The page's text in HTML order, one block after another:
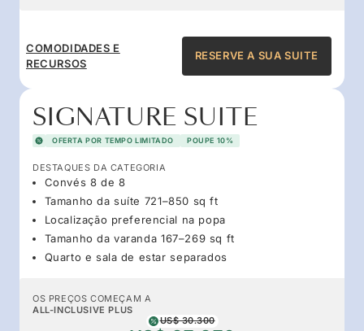
COMODIDADES E
RECURSOS
RESERVE A SUA SUITE
SIGNATURE SUITE
OFERTA POR TEMPO LIMITADO POUPE 10%
DESTAQUES DA CATEGORIA
Convés 8 de 8
Tamanho da suíte 721–850 sq ft
Localização preferencial na popa
Tamanho da varanda 167–269 sq ft
Quarto e sala de estar separados
OS PREÇOS COMEÇAM A
ALL-INCLUSIVE PLUS
US$ 30.300